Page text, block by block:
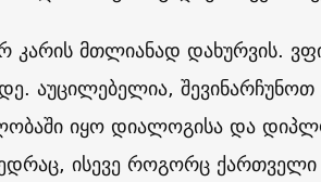
კარის მთლიანად დახურვის.
აუცილებელია, შევინარჩუნოთ
იყო დიალოგისა და
ისევე როგორც ქართველი